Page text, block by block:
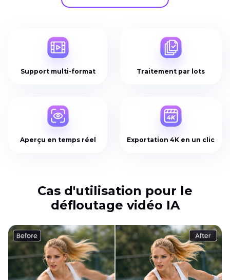
Support multi-format Traitement par lots
Aperçu en temps réel Exportation 4K en un clic
Cas d'utilisation pour le
défloutage vidéo IA